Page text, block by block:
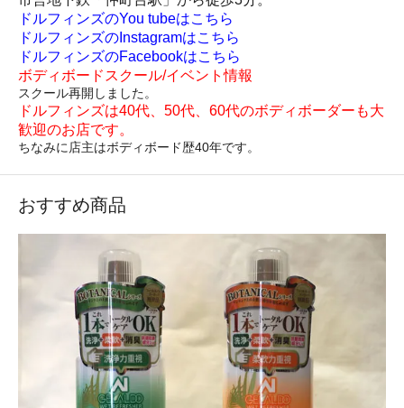
ドルフィンズのYou tubeはこちら
ドルフィンズのInstagramはこちら
ドルフィンズのFacebookはこちら
ボディボードスクール/イベント情報
スクール再開しました。
ドルフィンズは40代、50代、60代のボディボーダーも大
歓迎のお店です。
ちなみに店主はボディボード歴40年です。
おすすめ商品